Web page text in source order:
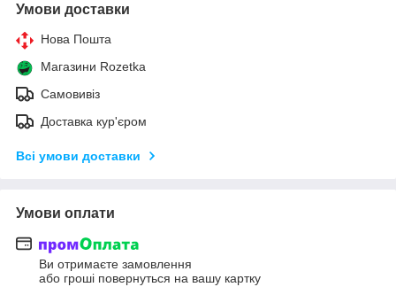
Умови доставки
Нова Пошта
Магазини Rozetka
Самовивіз
Доставка кур'єром
Всі умови доставки
Умови оплати
Ви отримаєте замовлення
або гроші повернуться на вашу картку